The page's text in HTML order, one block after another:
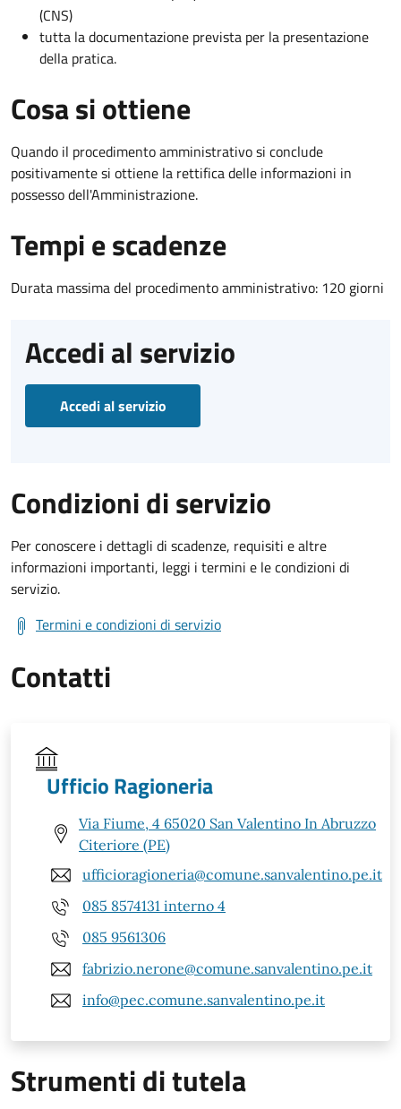
(CNS)
tutta la documentazione prevista per la presentazione
della pratica.
Cosa si ottiene
Quando il procedimento amministrativo si conclude
positivamente si ottiene la rettifica delle informazioni in
possesso dell'Amministrazione.
Tempi e scadenze
Durata massima del procedimento amministrativo: 120 giorni
Accedi al servizio
Accedi al servizio
Condizioni di servizio
Per conoscere i dettagli di scadenze, requisiti e altre
informazioni importanti, leggi i termini e le condizioni di
servizio.
Termini e condizioni di servizio
Contatti
Ufficio Ragioneria
Via Fiume, 4 65020 San Valentino In Abruzzo
Citeriore (PE)
ufficioragioneria@comune.sanvalentino.pe.it
085 8574131 interno 4
085 9561306
fabrizio.nerone@comune.sanvalentino.pe.it
info@pec.comune.sanvalentino.pe.it
Strumenti di tutela